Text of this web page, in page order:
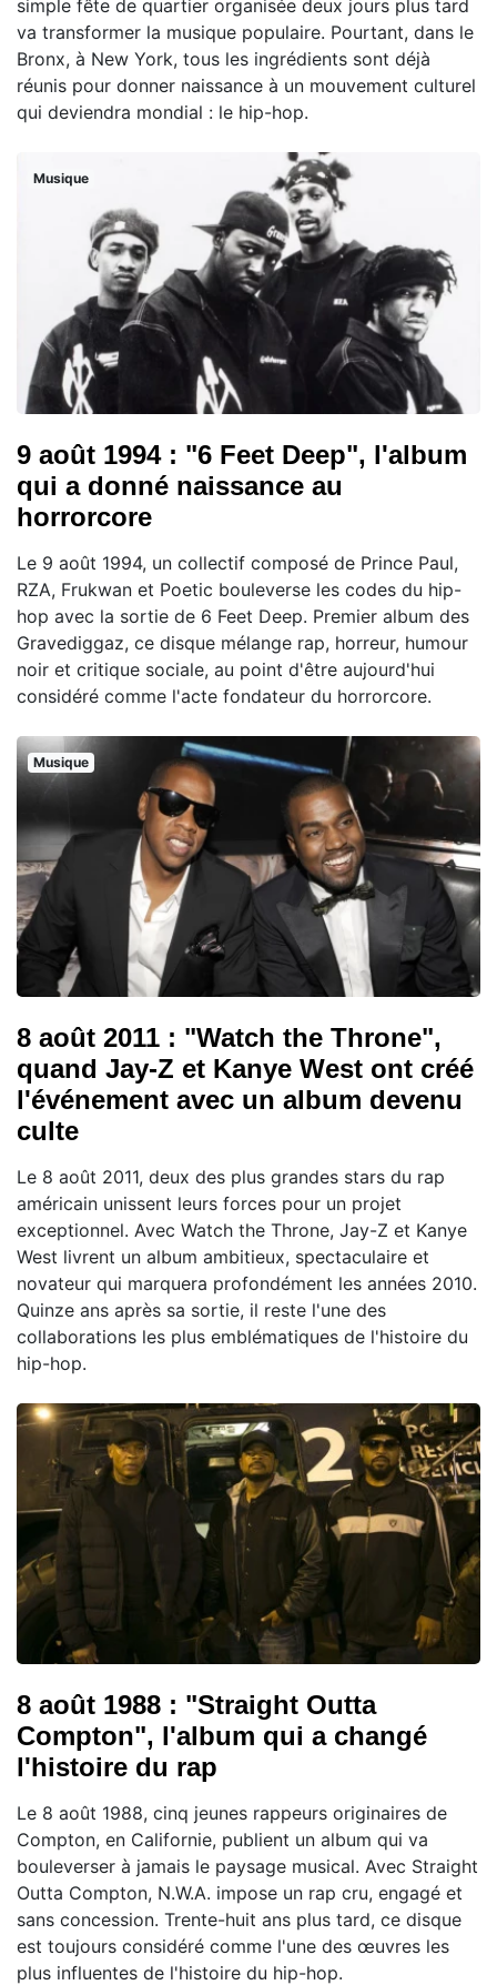
simple fête de quartier organisée deux jours plus tard
va transformer la musique populaire. Pourtant, dans le
Bronx, à New York, tous les ingrédients sont déjà
réunis pour donner naissance à un mouvement culturel
qui deviendra mondial : le hip-hop.
Musique
9 août 1994 : "6 Feet Deep", l'album
qui a donné naissance au
horrorcore
Le 9 août 1994, un collectif composé de Prince Paul,
RZA, Frukwan et Poetic bouleverse les codes du hip-
hop avec la sortie de 6 Feet Deep. Premier album des
Gravediggaz, ce disque mélange rap, horreur, humour
noir et critique sociale, au point d'être aujourd'hui
considéré comme l'acte fondateur du horrorcore.
Musique
8 août 2011 : "Watch the Throne",
quand Jay-Z et Kanye West ont créé
l'événement avec un album devenu
culte
Le 8 août 2011, deux des plus grandes stars du rap
américain unissent leurs forces pour un projet
exceptionnel. Avec Watch the Throne, Jay-Z et Kanye
West livrent un album ambitieux, spectaculaire et
novateur qui marquera profondément les années 2010.
Quinze ans après sa sortie, il reste l'une des
collaborations les plus emblématiques de l'histoire du
hip-hop.
8 août 1988 : "Straight Outta
Compton", l'album qui a changé
l'histoire du rap
Le 8 août 1988, cinq jeunes rappeurs originaires de
Compton, en Californie, publient un album qui va
bouleverser à jamais le paysage musical. Avec Straight
Outta Compton, N.W.A. impose un rap cru, engagé et
sans concession. Trente-huit ans plus tard, ce disque
est toujours considéré comme l'une des œuvres les
plus influentes de l'histoire du hip-hop.